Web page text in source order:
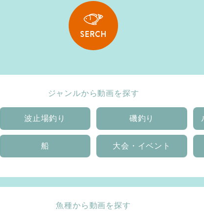
SERCH
ジャンルから動画を探す
波止場釣り 磯釣り
船 大会・イベント
魚種から動画を探す